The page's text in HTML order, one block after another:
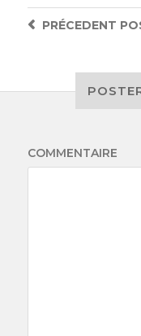
PRÉCEDENT
COMMENTAIRE